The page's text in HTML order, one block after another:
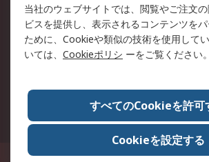
RSについて
会社概要
採用情報
プレスリリース＆お知ら
コーポ
全世界のRS
RSの歴
ESGへの取り組み（英語）
認証につ
〒240-0005 神奈川県横浜市保土ヶ谷区神戸町134番
当社のウェブサイトでは、閲覧やご注文
ビスを提供し、表示されるコンテンツを
ために、Cookieや類似の技術を使用して
いては、 Cookieポリシ ーをご覧ください。
すべてのCookieを許可
Cookieを設定する